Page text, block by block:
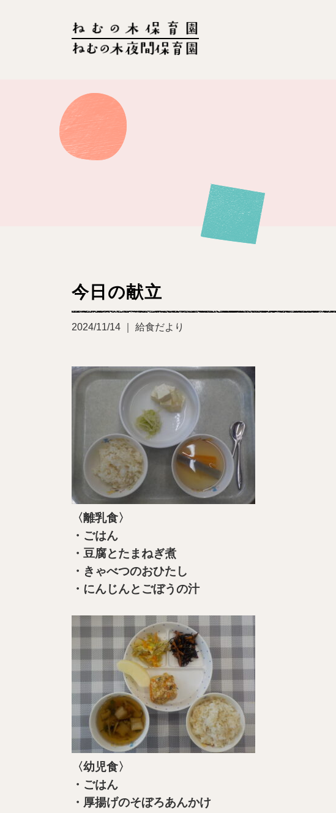
今日の献立
2024/11/14 ｜ 給食だより
〈離乳食〉
・ごはん
・豆腐とたまねぎ煮
・きゃべつのおひたし
・にんじんとごぼうの汁
〈幼児食〉
・ごはん
・厚揚げのそぼろあんかけ